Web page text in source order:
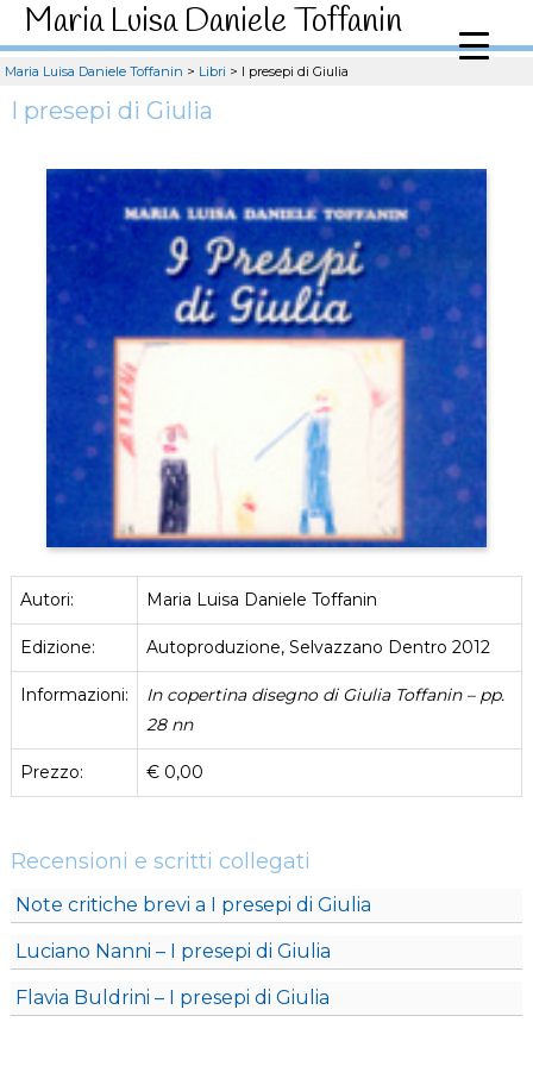
Maria Luisa Daniele Toffanin
Maria Luisa Daniele Toffanin > Libri > I presepi di Giulia
I presepi di Giulia
Autori: Maria Luisa Daniele Toffanin
Edizione: Autoproduzione, Selvazzano Dentro 2012
Informazioni:
In copertina disegno di Giulia Toffanin – pp.
28 nn
Prezzo: € 0,00
Recensioni e scritti collegati
Note critiche brevi a I presepi di Giulia
Luciano Nanni – I presepi di Giulia
Flavia Buldrini – I presepi di Giulia